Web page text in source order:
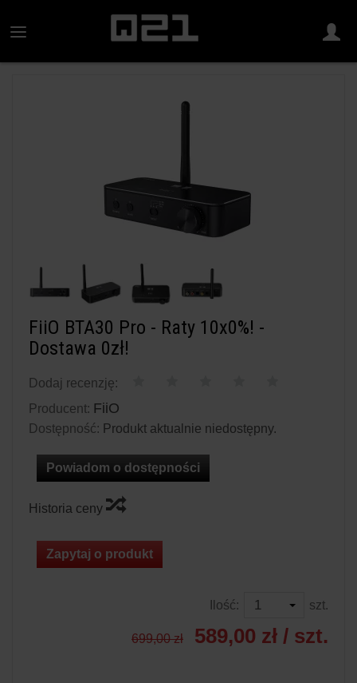
FiiO BTA30 Pro - Raty 10x0%! -
Dostawa 0zł!
Dodaj recenzję:
Producent: FiiO
Dostępność: Produkt aktualnie niedostępny.
Powiadom o dostępności
Historia ceny
Zapytaj o produkt
Ilość: szt.
699,00 zł 589,00 zł / szt.